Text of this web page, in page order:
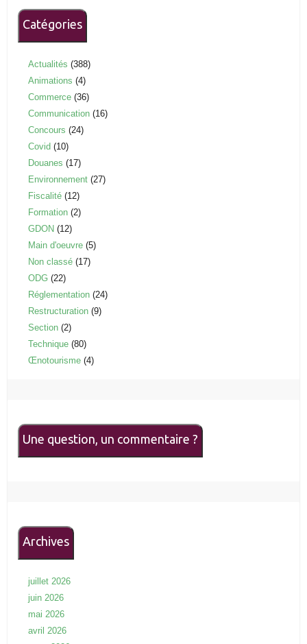
Catégories
Actualités (388)
Animations (4)
Commerce (36)
Communication (16)
Concours (24)
Covid (10)
Douanes (17)
Environnement (27)
Fiscalité (12)
Formation (2)
GDON (12)
Main d'oeuvre (5)
Non classé (17)
ODG (22)
Réglementation (24)
Restructuration (9)
Section (2)
Technique (80)
Œnotourisme (4)
Une question, un commentaire ?
Archives
juillet 2026
juin 2026
mai 2026
avril 2026